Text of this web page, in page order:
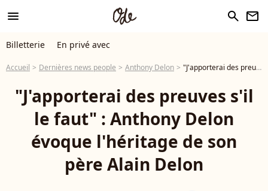
menu search newsletter
Billetterie En privé avec
Accueil Dernières news people Anthony Delon "J'apporterai des preuves s'il le faut" : Anthony Delon évoque l'héritage de son père Alain Delon
"J'apporterai des preuves s'il
le faut" : Anthony Delon
évoque l'héritage de son
père Alain Delon